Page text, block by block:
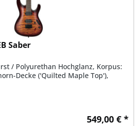
Saber
/ Polyurethan Hochglanz, Korpus:
Decke ('Quilted Maple Top'),
549,00 € *